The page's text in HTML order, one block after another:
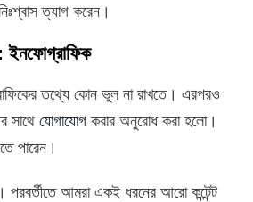
ত্যাগ করেন।
তথ্যে কোন ভুল না রাখতে। এরপরও
সাথে যোগাযোগ করার অনুরোধ করা হলো।
পারেন।
আমরা একই ধরনের আরো কন্টেন্ট